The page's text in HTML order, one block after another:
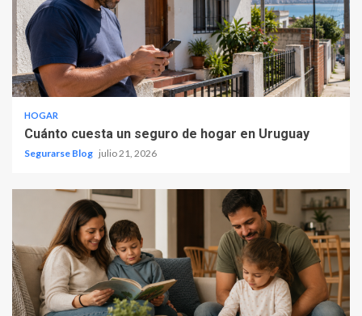
HOGAR
Cuánto cuesta un seguro de hogar en Uruguay
Segurarse Blog julio 21, 2026